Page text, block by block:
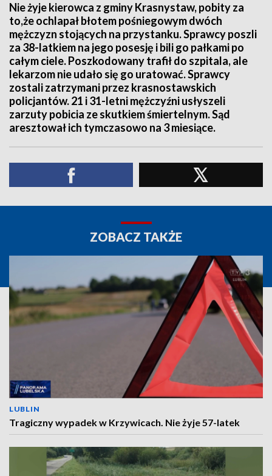
Nie żyje kierowca z gminy Krasnystaw, pobity za
to,że ochlapał błotem pośniegowym dwóch
mężczyzn stojących na przystanku. Sprawcy poszli
za 38-latkiem na jego posesję i bili go pałkami po
całym ciele. Poszkodowany trafił do szpitala, ale
lekarzom nie udało się go uratować. Sprawcy
zostali zatrzymani przez krasnostawskich
policjantów. 21 i 31-letni mężczyźni usłyszeli
zarzuty pobicia ze skutkiem śmiertelnym. Sąd
aresztował ich tymczasowo na 3 miesiące.
ZOBACZ TAKŻE
LUBLIN
Tragiczny wypadek w Krzywicach. Nie żyje 57-latek